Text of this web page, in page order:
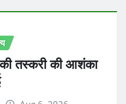
तस्करी की आशंका